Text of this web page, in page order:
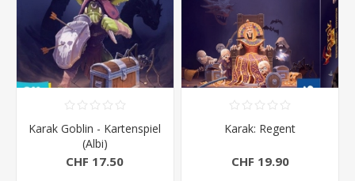
Karak Goblin - Kartenspiel
(Albi)
CHF 17.50
Karak: Regent
CHF 19.90